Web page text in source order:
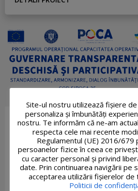
Site-ul nostru utilizează fişiere
personaliza și îmbunătăți
nostru. Te informăm că ne-am
respecta cele mai recente
Regulamentul (UE) 2016/679
persoanelor fizice în ceea ce
cu caracter personal și privind
date. Prin continuarea navigării pe
acceptarea utilizării fişierelor de
Politicii de